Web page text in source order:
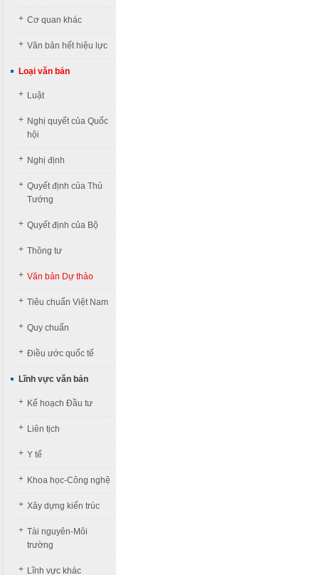
+ Cơ quan khác
+ Văn bản hết hiệu lực
Loại văn bản
+ Luật
+ Nghị quyết của Quốc
hội
+ Nghị định
+ Quyết định của Thủ
Tướng
+ Quyết định của Bộ
+ Thông tư
+ Văn bản Dự thảo
+ Tiêu chuẩn Việt Nam
+ Quy chuẩn
+ Điều ước quốc tế
Lĩnh vực văn bản
+ Kế hoạch Đầu tư
+ Liên tịch
+ Y tế
+ Khoa học-Công nghệ
+ Xây dựng kiến trúc
+ Tài nguyên-Môi
trường
+ Lĩnh vực khác